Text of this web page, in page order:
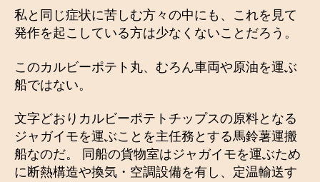
私と同じ症状に苦しむ方々の中にも、これを見て
発作を起こしている方は少なくないことだろう。
このカルビーポテト丸、むろん車両や原油を運ぶ
船ではない。
文字どおりカルビーポテトチップスの原料となる
ジャガイモを運ぶことを主任務とする馬鈴薯運搬
船なのだ。 同船の貨物室はジャガイモを運ぶため
に断熱構造や換気・空調設備を有し、定温輸送す